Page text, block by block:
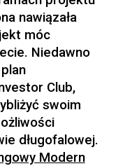
nawiązała
móc
Niedawno
Club,
swoim
długofalowej.
Modern